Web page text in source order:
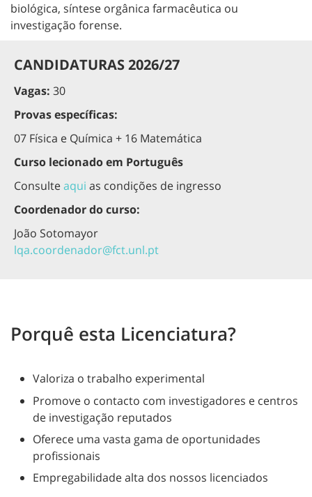
biológica, síntese orgânica farmacêutica ou
investigação forense.
CANDIDATURAS 2026/27
Vagas: 30
Provas específicas:
07 Física e Química + 16 Matemática
Curso lecionado em Português
Consulteaqui as condições de ingresso
Coordenador do curso:
João Sotomayor
lqa.coordenador@fct.unl.pt
Porquê esta Licenciatura?
Valoriza o trabalho experimental
Promove o contacto com investigadores e centros
de investigação reputados
Oferece uma vasta gama de oportunidades
profissionais
Empregabilidade alta dos nossos licenciados